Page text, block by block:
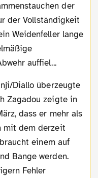
der
der Vollständigkeit
Weidenfeller lange
auffiel...
Zagadou zeigte in
dass er mehr als
mit dem derzeit
einem auf
Bange werden.
Fehler